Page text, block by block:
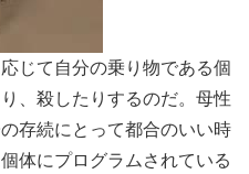
じて自分の乗り物である個
、殺したりするのだ。母性
存続にとって都合のいい時
体にプログラムされている